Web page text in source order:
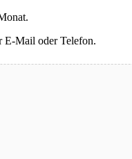
E-Mail oder Telefon.